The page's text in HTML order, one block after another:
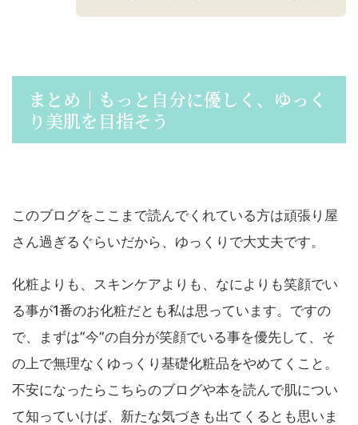
まとめ｜もっと自分に優しく、ゆっく
り美肌を目指そう
このブログをここまで読んでくれている方は頑張り屋
さん過ぎるぐらいだから、ゆっくりで大丈夫です。
化粧よりも、スキンケアよりも、なによりも笑顔でい
る事が1番のお化粧だとも私は思っています。ですの
で、まずは”今”の自分が笑顔でいる事を優先して、そ
の上で無理なくゆっくり基礎化粧品をやめてくこと。
不安になったらこちらのブログや本を読んで肌につい
て知っていけば、新たな気づきも出てくるとも思いま